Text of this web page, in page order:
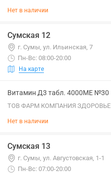
Нет в наличии
Сумская 12
г. Сумы, ул. Ильинская, 7
Пн-Вс: 08:00-20:00
На карте
Витамин Д3 табл. 4000МЕ №30
ТОВ ФАРМ КОМПАНИЯ ЗДОРОВЬЕ
Нет в наличии
Сумская 13
г. Сумы, ул. Августовская, 1-1
Пн-Вс: 07:00-20:00